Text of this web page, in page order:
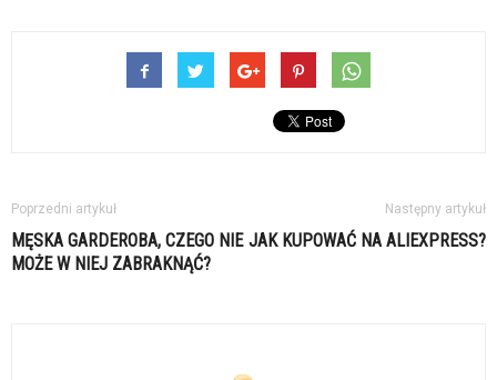
Poprzedni artykuł
MĘSKA GARDEROBA, CZEGO NIE
MOŻE W NIEJ ZABRAKNĄĆ?
Następny artykuł
JAK KUPOWAĆ NA ALIEXPRESS?